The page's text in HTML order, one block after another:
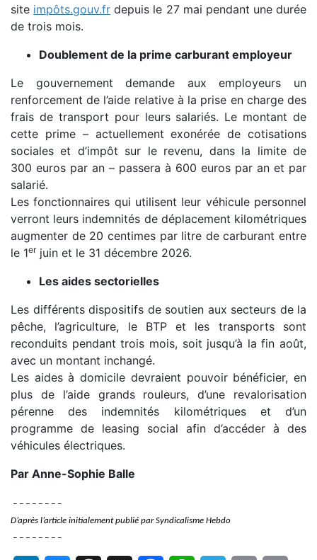
site impôts.gouv.fr depuis le 27 mai pendant une durée
de trois mois.
Doublement de la prime carburant employeur
Le gouvernement demande aux employeurs un
renforcement de l’aide relative à la prise en charge des
frais de transport pour leurs salariés. Le montant de
cette prime – actuellement exonérée de cotisations
sociales et d’impôt sur le revenu, dans la limite de
300 euros par an – passera à 600 euros par an et par
salarié.
Les fonctionnaires qui utilisent leur véhicule personnel
verront leurs indemnités de déplacement kilométriques
augmenter de 20 centimes par litre de carburant entre
le 1erjuin et le 31 décembre 2026.
Les aides sectorielles
Les différents dispositifs de soutien aux secteurs de la
pêche, l’agriculture, le BTP et les transports sont
reconduits pendant trois mois, soit jusqu’à la fin août,
avec un montant inchangé.
Les aides à domicile devraient pouvoir bénéficier, en
plus de l’aide grands rouleurs, d’une revalorisation
pérenne des indemnités kilométriques et d’un
programme de leasing social afin d’accéder à des
véhicules électriques.
Par Anne-Sophie Balle
– – – – – – – –
D’après l’article initialement publié par Syndicalisme Hebdo
– – – – – – – –